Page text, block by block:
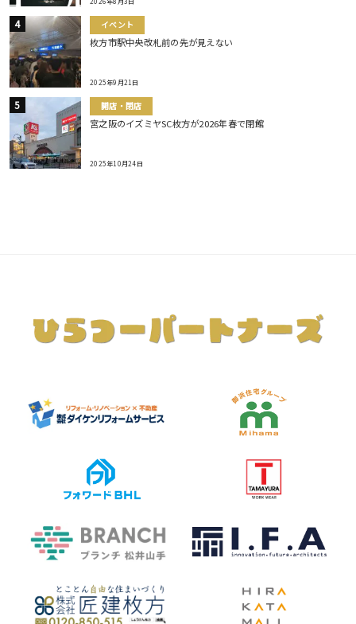
イベント
枚方市駅中央改札前の先が見えない
2025年9月21日
開店・閉店
宮之阪のイズミヤSC枚方が2026年春で閉館
2025年10月24日